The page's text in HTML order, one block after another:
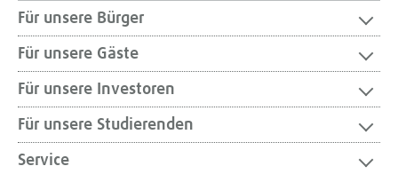
Für unsere Bürger
Für unsere Gäste
Für unsere Investoren
Für unsere Studierenden
Service